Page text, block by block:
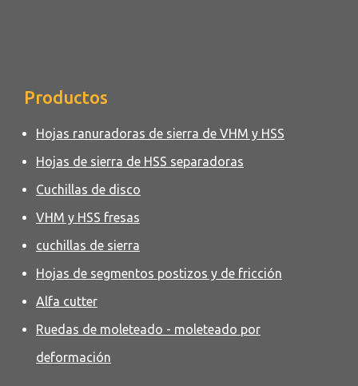
Productos
Hojas ranuradoras de sierra de VHM y HSS
Hojas de sierra de HSS separadoras
Cuchillas de disco
VHM y HSS fresas
cuchillas de sierra
Hojas de segmentos postizos y de fricción
Alfa cutter
Ruedas de moleteado - moleteado por
deformación